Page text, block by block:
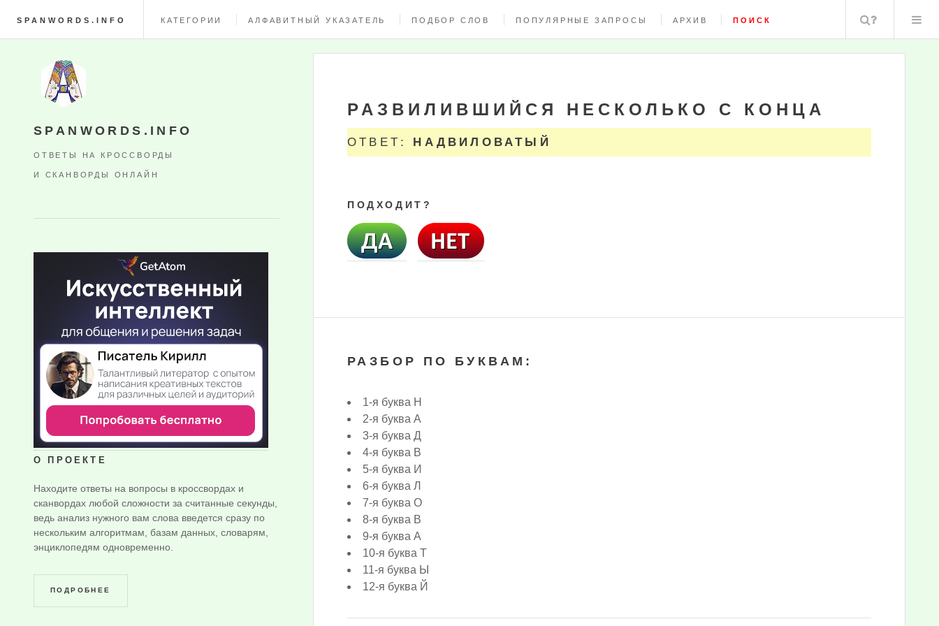
SPANWORDS.INFO КАТЕГОРИИ АЛФАВИТНЫЙ УКАЗАТЕЛЬ ПОДБОР СЛОВ ПОПУЛЯРНЫЕ ЗАПРОСЫ АРХИВ ПОИСК Поиск
РАЗВИЛИВШИЙСЯ НЕСКОЛЬКО С КОНЦА
ОТВЕТ: НАДВИЛОВАТЫЙ
ПОДХОДИТ?
РАЗБОР ПО БУКВАМ:
1-я буква Н
2-я буква А
3-я буква Д
4-я буква В
5-я буква И
6-я буква Л
7-я буква О
8-я буква В
9-я буква А
10-я буква Т
11-я буква Ы
12-я буква Й
SPANWORDS.INFO
ОТВЕТЫ НА КРОССВОРДЫ
И СКАНВОРДЫ ОНЛАЙН
О ПРОЕКТЕ
Находите ответы на вопросы в кроссвордах и
сканвордах любой сложности за считанные секунды,
ведь анализ нужного вам слова введется сразу по
нескольким алгоритмам, базам данных, словарям,
энциклопедям одновременно.
ПОДРОБНЕЕ